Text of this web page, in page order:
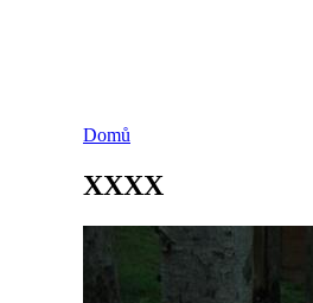
Domů
XXXX